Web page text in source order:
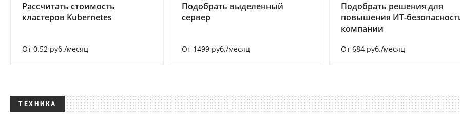
Рассчитать стоимость
кластеров Kubernetes
От 0.52 руб./месяц
Подобрать выделенный
сервер
От 1499 руб./месяц
Подобрать решения для
повышения ИТ-
компании
От 684 руб./месяц
ТЕХНИКА